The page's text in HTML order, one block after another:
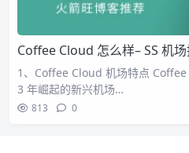
Coffee Cloud 怎么样– SS 机
1、Coffee Cloud 机场特点
3 年崛起的新兴机场…
813 0